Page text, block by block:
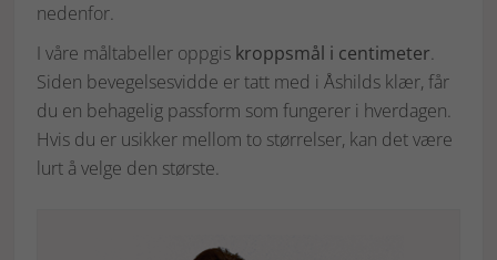
nedenfor.
I våre måltabeller oppgis kroppsmål i centimeter.
Siden bevegelsesvidde er tatt med i Åshilds klær, får
du en behagelig passform som fungerer i hverdagen.
Hvis du er usikker mellom to størrelser, kan det være
lurt å velge den største.